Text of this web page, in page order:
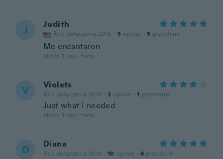
J Judith
Rok dołączenia 2015 · 5 opinie · 5 przesłane
Me encantaron
około 3 roku temu
V Violets
Rok dołączenia 2019 · 2 opinie · 1 przesłane
Just what I needed
około 3 roku temu
D Diana
Rok dołączenia 2018 · 10 opinie · 6 przesłane